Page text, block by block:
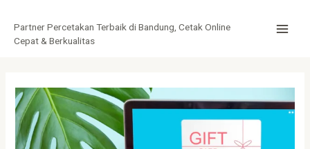
konten
Partner Percetakan Terbaik di Bandung, Cetak Online
Cepat & Berkualitas
navigation